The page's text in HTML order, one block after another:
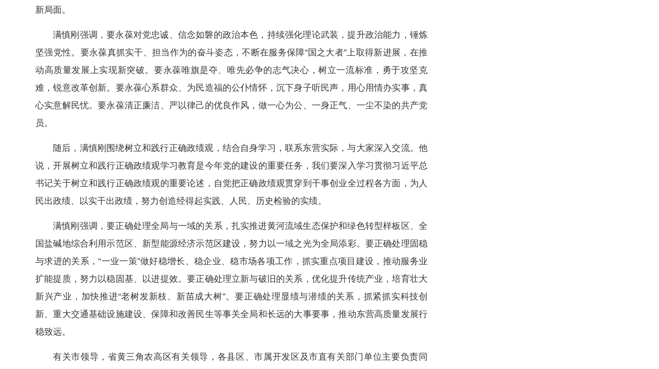
新局面。
满慎刚强调，要永葆对党忠诚、信念如磐的政治本色，持续强化理论武装，提升政治能力，锤炼
坚强党性。要永葆真抓实干、担当作为的奋斗姿态，不断在服务保障“国之大者”上取得新进展，在推
动高质量发展上实现新突破。要永葆唯旗是夺、唯先必争的志气决心，树立一流标准，勇于攻坚克
难，锐意改革创新。要永葆心系群众、为民造福的公仆情怀，沉下身子听民声，用心用情办实事，真
心实意解民忧。要永葆清正廉洁、严以律己的优良作风，做一心为公、一身正气、一尘不染的共产党
员。
随后，满慎刚围绕树立和践行正确政绩观，结合自身学习，联系东营实际，与大家深入交流。他
说，开展树立和践行正确政绩观学习教育是今年党的建设的重要任务，我们要深入学习贯彻习近平总
书记关于树立和践行正确政绩观的重要论述，自觉把正确政绩观贯穿到干事创业全过程各方面，为人
民出政绩、以实干出政绩，努力创造经得起实践、人民、历史检验的实绩。
满慎刚强调，要正确处理全局与一域的关系，扎实推进黄河流域生态保护和绿色转型样板区、全
国盐碱地综合利用示范区、新型能源经济示范区建设，努力以一域之光为全局添彩。要正确处理固稳
与求进的关系，“一业一策”做好稳增长、稳企业、稳市场各项工作，抓实重点项目建设，推动服务业
扩能提质，努力以稳固基、以进提效。要正确处理立新与破旧的关系，优化提升传统产业，培育壮大
新兴产业，加快推进“老树发新枝、新苗成大树”。要正确处理显绩与潜绩的关系，抓紧抓实科技创
新、重大交通基础设施建设、保障和改善民生等事关全局和长远的大事要事，推动东营高质量发展行
稳致远。
有关市领导，省黄三角农高区有关领导，各县区、市属开发区及市直有关部门单位主要负责同